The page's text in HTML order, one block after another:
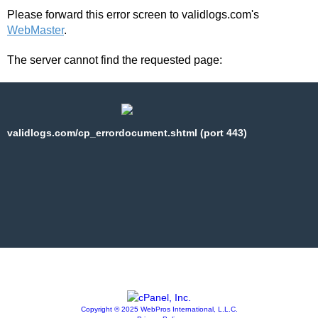
Please forward this error screen to validlogs.com's
WebMaster.
The server cannot find the requested page:
validlogs.com/cp_errordocument.shtml (port 443)
Copyright © 2025 WebPros International, L.L.C.